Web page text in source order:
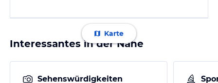
Karte
Interessantes in der Nähe
Sehenswürdigkeiten